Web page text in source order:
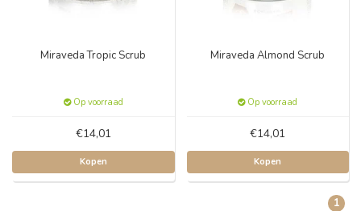
Miraveda Tropic Scrub
Op voorraad
€14,01
Kopen
Miraveda Almond Scrub
Op voorraad
€14,01
Kopen
1